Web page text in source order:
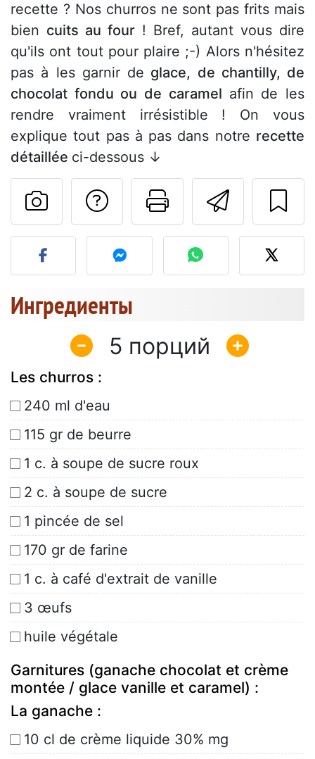
recette ? Nos churros ne sont pas frits mais
bien cuits au four ! Bref, autant vous dire
qu'ils ont tout pour plaire ;-) Alors n'hésitez
pas à les garnir de glace, de chantilly, de
chocolat fondu ou de caramel afin de les
rendre vraiment irrésistible ! On vous
explique tout pas à pas dans notre recette
détaillée ci-dessous ↓
Задать вопрос
Разместите фото этого
Ингредиенты
5
Les churros :
240 ml d'eau
115 gr de beurre
1 c. à soupe de sucre roux
2 c. à soupe de sucre
1 pincée de sel
170 gr de farine
1 c. à café d'extrait de vanille
3 œufs
huile végétale
Garnitures (ganache chocolat et crème
montée / glace vanille et caramel) :
La ganache :
10 cl de crème liquide 30% mg